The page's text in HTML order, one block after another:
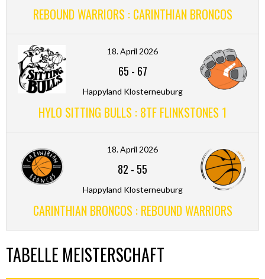
REBOUND WARRIORS : CARINTHIAN BRONCOS
18. April 2026
65 - 67
Happyland Klosterneuburg
HYLO SITTING BULLS : 8TF FLINKSTONES 1
18. April 2026
82 - 55
Happyland Klosterneuburg
CARINTHIAN BRONCOS : REBOUND WARRIORS
TABELLE MEISTERSCHAFT